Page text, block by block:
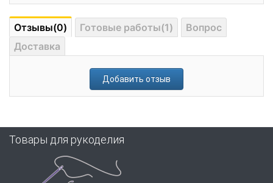
Отзывы(0) Готовые работы(1)
Вопрос
Доставка
Добавить отзыв
Товары для рукоделия